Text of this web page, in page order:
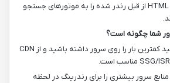
زیرا محتوای HTML از قبل رندر شده را به موتورهای جستجو
شما چگونه است؟
اگر می‌خواهید کمترین بار را روی سرور داشته باشید و از CDN
منابع سرور بیشتری را برای رندرینگ در لحظه